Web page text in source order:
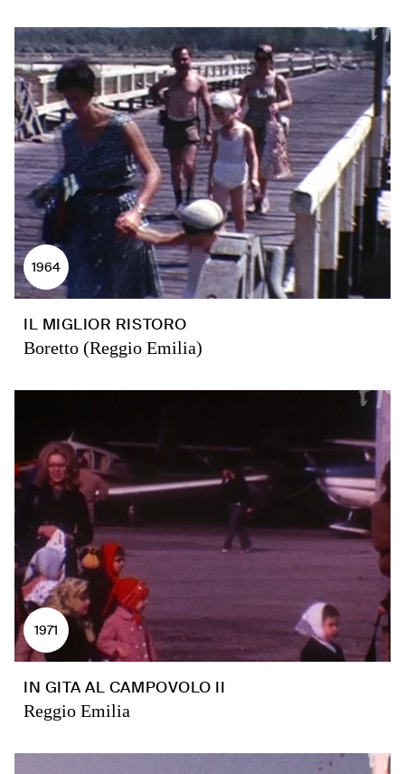
1964
IL MIGLIOR RISTORO
Boretto (Reggio Emilia)
1971
IN GITA AL CAMPOVOLO II
Reggio Emilia